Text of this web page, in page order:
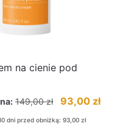
na cienie pod
149,00zł 93,00 zł
dni przed obniżką: 93,00 zł